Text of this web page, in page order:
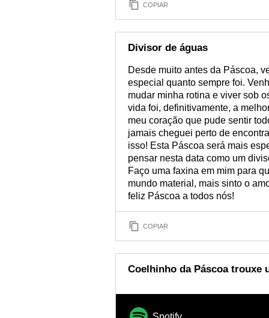
COPIAR
Divisor de águas
Desde muito antes da Páscoa,
especial quanto sempre foi.
mudar minha rotina e viver sob
vida foi, definitivamente, a
meu coração que pude sentir
jamais cheguei perto de
isso! Esta Páscoa será mais
pensar nesta data como um
Faço uma faxina em mim para
mundo material, mais sinto o
feliz Páscoa a todos nós!
COPIAR
Coelhinho da Páscoa trouxe